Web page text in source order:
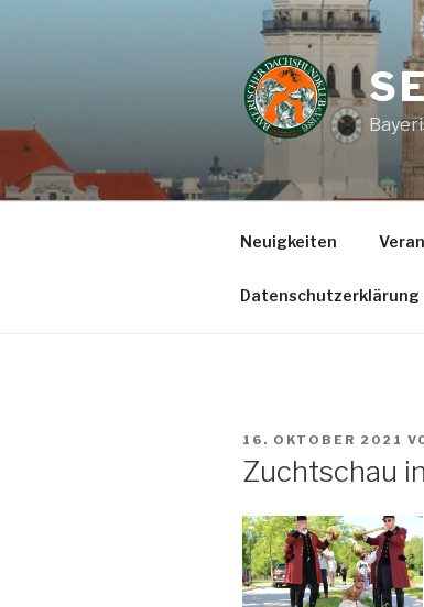
Neuigkeiten
Datenschutzerklärung
VERÖFFENTLICHT
16. OKTOBER 2021
Zuchtschau